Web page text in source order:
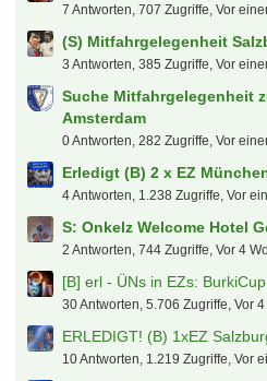
7 Antworten, 707 Zugriffe, Vor
(S) Mitfahrgelegenheit
3 Antworten, 385 Zugriffe, Vor
Suche Mitfahrgelegenheit
Amsterdam
0 Antworten, 282 Zugriffe, Vor
Erledigt (B) 2 x EZ
4 Antworten, 1.238 Zugriffe, Vor
S: Onkelz Welcome Hotel
2 Antworten, 744 Zugriffe, Vor 4
[B] erl - ÜNs in EZs:
30 Antworten, 5.706 Zugriffe, Vor
ERLEDIGT! (B) 1xEZ
10 Antworten, 1.219 Zugriffe, Vor